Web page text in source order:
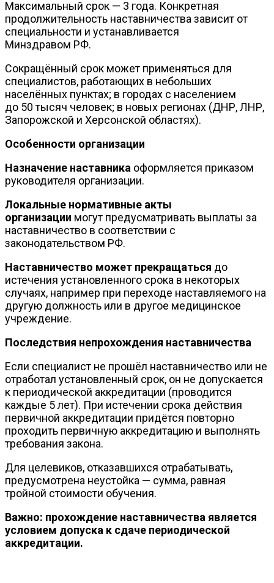
Максимальный срок — 3 года. Конкретная
продолжительность наставничества зависит от
специальности и устанавливается
Минздравом РФ.
Сокращённый срок может применяться для
специалистов, работающих в небольших
населённых пунктах; в городах с населением
до 50 тысяч человек; в новых регионах (ДНР, ЛНР,
Запорожской и Херсонской областях).
Особенности организации
Назначение наставника оформляется приказом
руководителя организации.
Локальные нормативные акты
организации могут предусматривать выплаты за
наставничество в соответствии с
законодательством РФ.
Наставничество может прекращаться до
истечения установленного срока в некоторых
случаях, например при переходе наставляемого на
другую должность или в другое медицинское
учреждение.
Последствия непрохождения наставничества
Если специалист не прошёл наставничество или не
отработал установленный срок, он не допускается
к периодической аккредитации (проводится
каждые 5 лет). При истечении срока действия
первичной аккредитации придётся повторно
проходить первичную аккредитацию и выполнять
требования закона.
Для целевиков, отказавшихся отрабатывать,
предусмотрена неустойка — сумма, равная
тройной стоимости обучения.
Важно: прохождение наставничества является
условием допуска к сдаче периодической
аккредитации.